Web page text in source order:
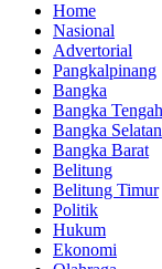
Home
Nasional
Advertorial
Pangkalpinang
Bangka
Bangka Tengah
Bangka Selatan
Bangka Barat
Belitung
Belitung Timur
Politik
Hukum
Ekonomi